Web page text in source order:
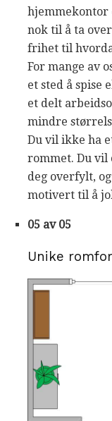
hjemmekontor
nok til å ta
frihet til
For mange av
et sted å spise
et delt
mindre
Du vil ikke ha
rommet. Du vil
deg overfylt,
motivert til å
05 av 05
Unike